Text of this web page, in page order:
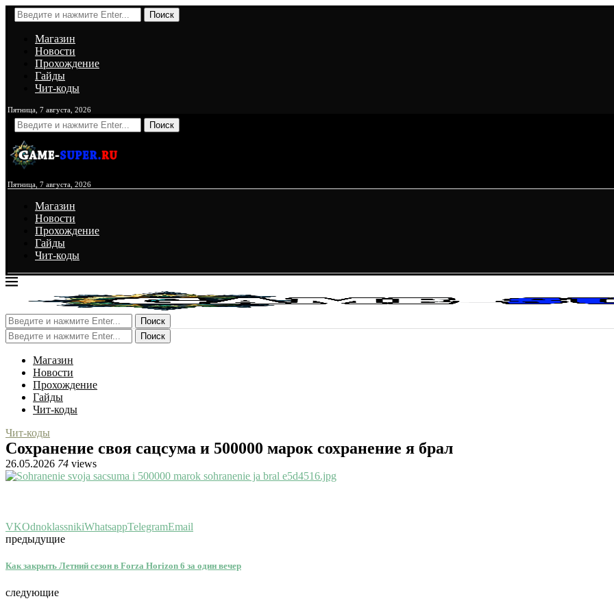
Поиск
Магазин
Новости
Прохождение
Гайды
Чит-коды
Пятница, 7 августа, 2026
Поиск
Пятница, 7 августа, 2026
Магазин
Новости
Прохождение
Гайды
Чит-коды
Поиск
Поиск
Магазин
Новости
Прохождение
Гайды
Чит-коды
Чит-коды
Сохранение своя сацсума и 500000 марок сохранение я брал
26.05.2026 74 views
VKOdnoklassnikiWhatsappTelegramEmail
предыдущие
Как закрыть Летний сезон в Forza Horizon 6 за один вечер
следующие